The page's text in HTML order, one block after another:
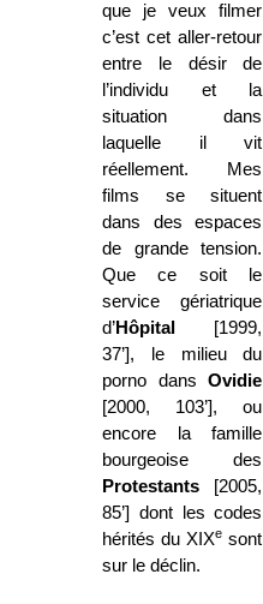
que je veux filmer
c’est cet aller-retour
entre le désir de
l’individu et la
situation dans
laquelle il vit
réellement. Mes
films se situent
dans des espaces
de grande tension.
Que ce soit le
service gériatrique
d’Hôpital [1999,
37’], le milieu du
porno dansOvidie
[2000, 103’], ou
encore la famille
bourgeoise des
Protestants [2005,
85’] dont les codes
hérités du XIXe sont
sur le déclin.